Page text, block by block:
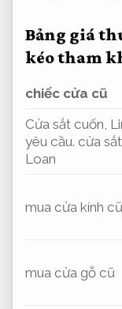
Bảng giá
kéo tham
chiếc cửa cũ
Cửa sắt cuốn,
yêu cầu. cửa
Loan
mua cửa kính cũ
mua cửa gỗ cũ